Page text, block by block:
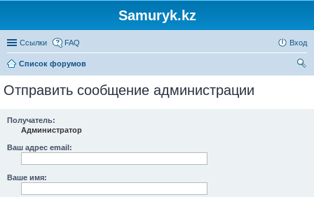
Samuryk.kz
Ссылки FAQ Вход
Список форумов
Отправить сообщение администрации
Получатель:
Администратор
Ваш адрес email:
Ваше имя: